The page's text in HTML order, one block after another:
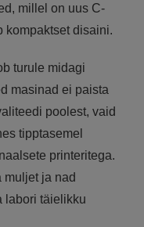
millel on uus C-
kompaktset disaini.
turule midagi
masinad ei paista
poolest, vaid
tipptasemel
printeritega.
muljet ja nad
labori täielikku